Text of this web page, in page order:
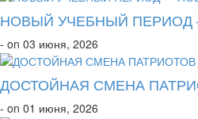
НОВЫЙ УЧЕБНЫЙ
- on 03 июня, 2026
ДОСТОЙНАЯ СМЕНА
- on 01 июня, 2026